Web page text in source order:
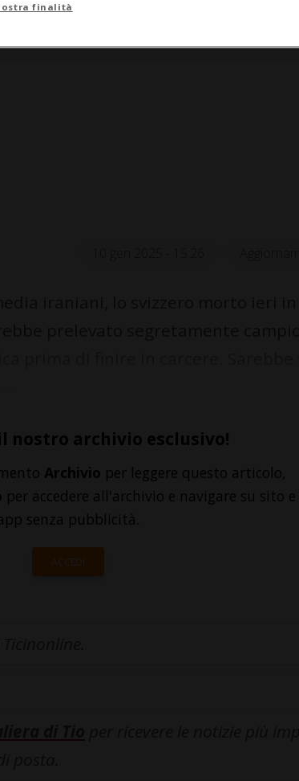
nostro archivio esclusivo!
Archivio per leggere questo articolo,
per accedere all'archivio e navigare su sito e
senza pubblicità.
ACCEDI
finalità